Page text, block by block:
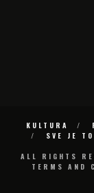
KULTURA
SVE JE
ALL RIGHTS
TERMS AND